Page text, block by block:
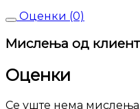
Оценки (0)
Мислења од
Оценки
Се уште нема мислења.